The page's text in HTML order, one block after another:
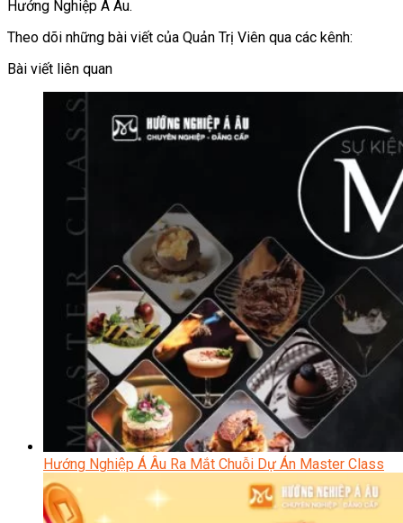
Hướng Nghiệp Á Âu.
Theo dõi những bài viết của Quản Trị Viên qua các kênh:
Bài viết liên quan
Hướng Nghiệp Á Âu Ra Mắt Chuỗi Dự Án Master Class